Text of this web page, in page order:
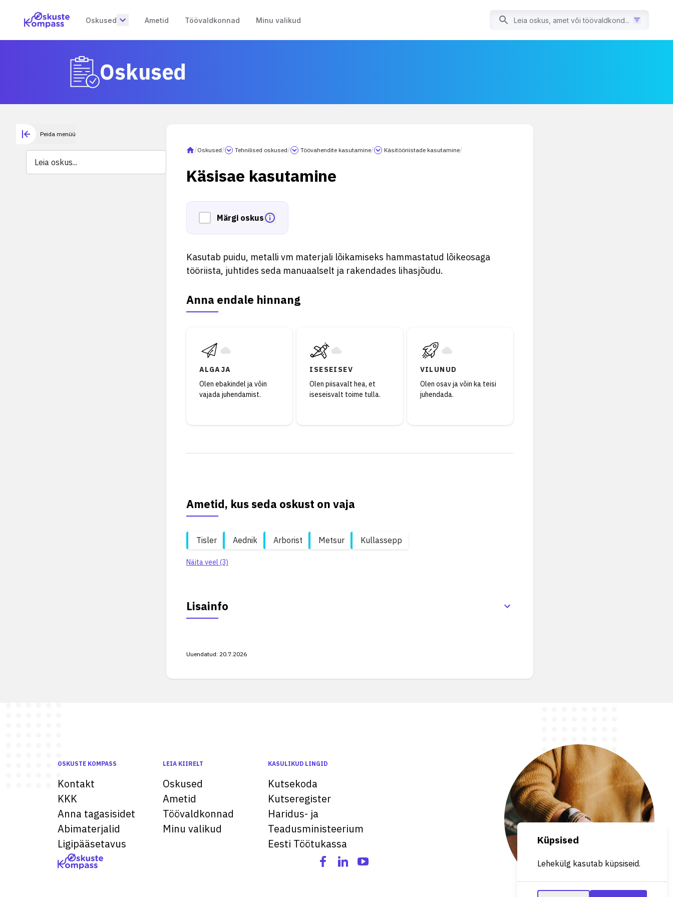
Oskused Ametid Töövaldkonnad Minu valikud
Oskused
Peida menüü
/Oskused/ Tehnilised oskused/ Töövahendite kasutamine/ Käsitööriistade kasutamine/
Käsisae kasutamine
Märgi oskus
Kasutab puidu, metalli vm materjali lõikamiseks hammastatud lõikeosaga
tööriista, juhtides seda manuaalselt ja rakendades lihasjõudu.
Anna endale hinnang
ALGAJA
Olen ebakindel ja võin
vajada juhendamist.
ISESEISEV
Olen piisavalt hea, et
iseseisvalt toime tulla.
VILUNUD
Olen osav ja võin ka teisi
juhendada.
Ametid, kus seda oskust on vaja
Tisler Aednik Arborist Metsur Kullassepp
Näita veel (3)
Lisainfo
Uuendatud: 20.7.2026
OSKUSTE KOMPASS
Kontakt
KKK
Anna tagasisidet
Abimaterjalid
Ligipääsetavus
LEIA KIIRELT
Oskused
Ametid
Töövaldkonnad
Minu valikud
KASULIKUD LINGID
Kutsekoda
Kutseregister
Haridus- ja
Teadusministeerium
Eesti Töötukassa
Küpsised
Lehekülg kasutab küpsiseid.